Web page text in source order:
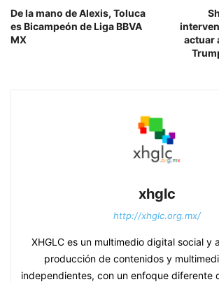
De la mano de Alexis, Toluca
es Bicampeón de Liga BBVA
MX
actuar
xhglc
http://xhglc.org.mx/
XHGLC es un multimedio digital social y
producción de contenidos y
independientes, con un enfoque diferente